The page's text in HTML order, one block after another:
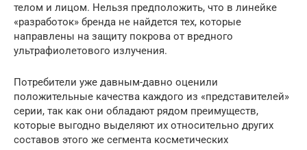
телом и лицом. Нельзя предположить, что в линейке
«разработок» бренда не найдется тех, которые
направлены на защиту покрова от вредного
ультрафиолетового излучения.
Потребители уже давным-давно оценили
положительные качества каждого из «представителей»
серии, так как они обладают рядом преимуществ,
которые выгодно выделяют их относительно других
составов этого же сегмента косметических